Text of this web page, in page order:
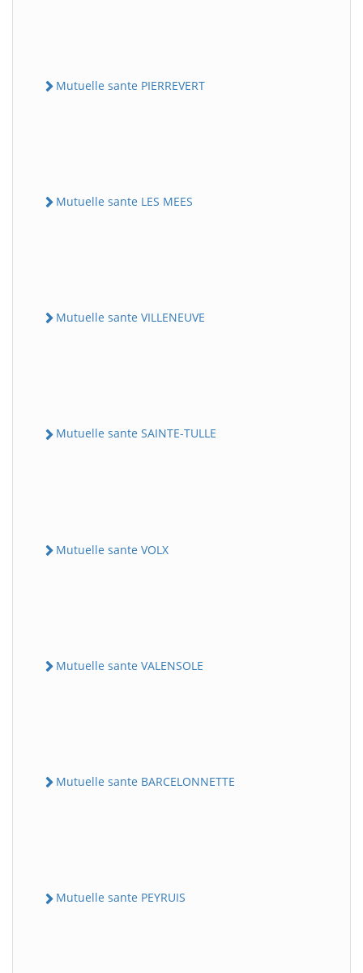
Mutuelle sante PIERREVERT
Mutuelle sante LES MEES
Mutuelle sante VILLENEUVE
Mutuelle sante SAINTE-TULLE
Mutuelle sante VOLX
Mutuelle sante VALENSOLE
Mutuelle sante BARCELONNETTE
Mutuelle sante PEYRUIS